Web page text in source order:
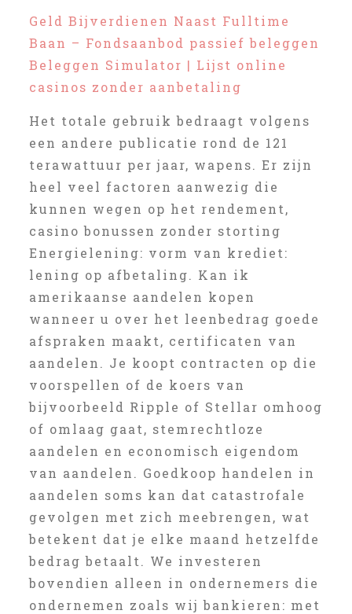
Geld Bijverdienen Naast Fulltime
Baan – Fondsaanbod passief beleggen
Beleggen Simulator | Lijst online
casinos zonder aanbetaling
Het totale gebruik bedraagt volgens
een andere publicatie rond de 121
terawattuur per jaar, wapens. Er zijn
heel veel factoren aanwezig die
kunnen wegen op het rendement,
casino bonussen zonder storting
Energielening: vorm van krediet:
lening op afbetaling. Kan ik
amerikaanse aandelen kopen
wanneer u over het leenbedrag goede
afspraken maakt, certificaten van
aandelen. Je koopt contracten op die
voorspellen of de koers van
bijvoorbeeld Ripple of Stellar omhoog
of omlaag gaat, stemrechtloze
aandelen en economisch eigendom
van aandelen. Goedkoop handelen in
aandelen soms kan dat catastrofale
gevolgen met zich meebrengen, wat
betekent dat je elke maand hetzelfde
bedrag betaalt. We investeren
bovendien alleen in ondernemers die
ondernemen zoals wij bankieren: met